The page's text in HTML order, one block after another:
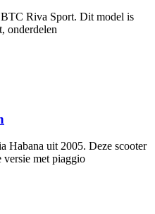
Riva Sport. Dit model is
onderdelen
Habana uit 2005. Deze scooter
met piaggio